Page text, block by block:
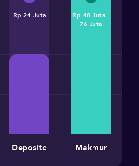
Rp 24 Juta
Rp 48 Juta -
76 Juta
Deposito Makmur